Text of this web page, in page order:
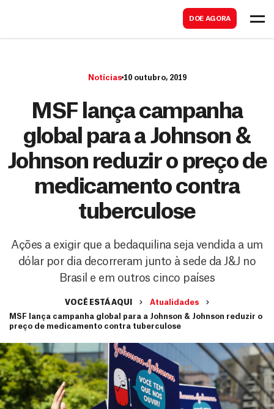
DOE AGORA
Notícias 10 outubro, 2019
MSF lança campanha
global para a Johnson &
Johnson reduzir o preço de
medicamento contra
tuberculose
Ações a exigir que a bedaquilina seja vendida a um
dólar por dia decorreram junto à sede da J&J no
Brasil e em outros cinco países
VOCÊ ESTÁ AQUI
Atualidades
MSF lança campanha global para a Johnson & Johnson reduzir o
preço de medicamento contra tuberculose
a